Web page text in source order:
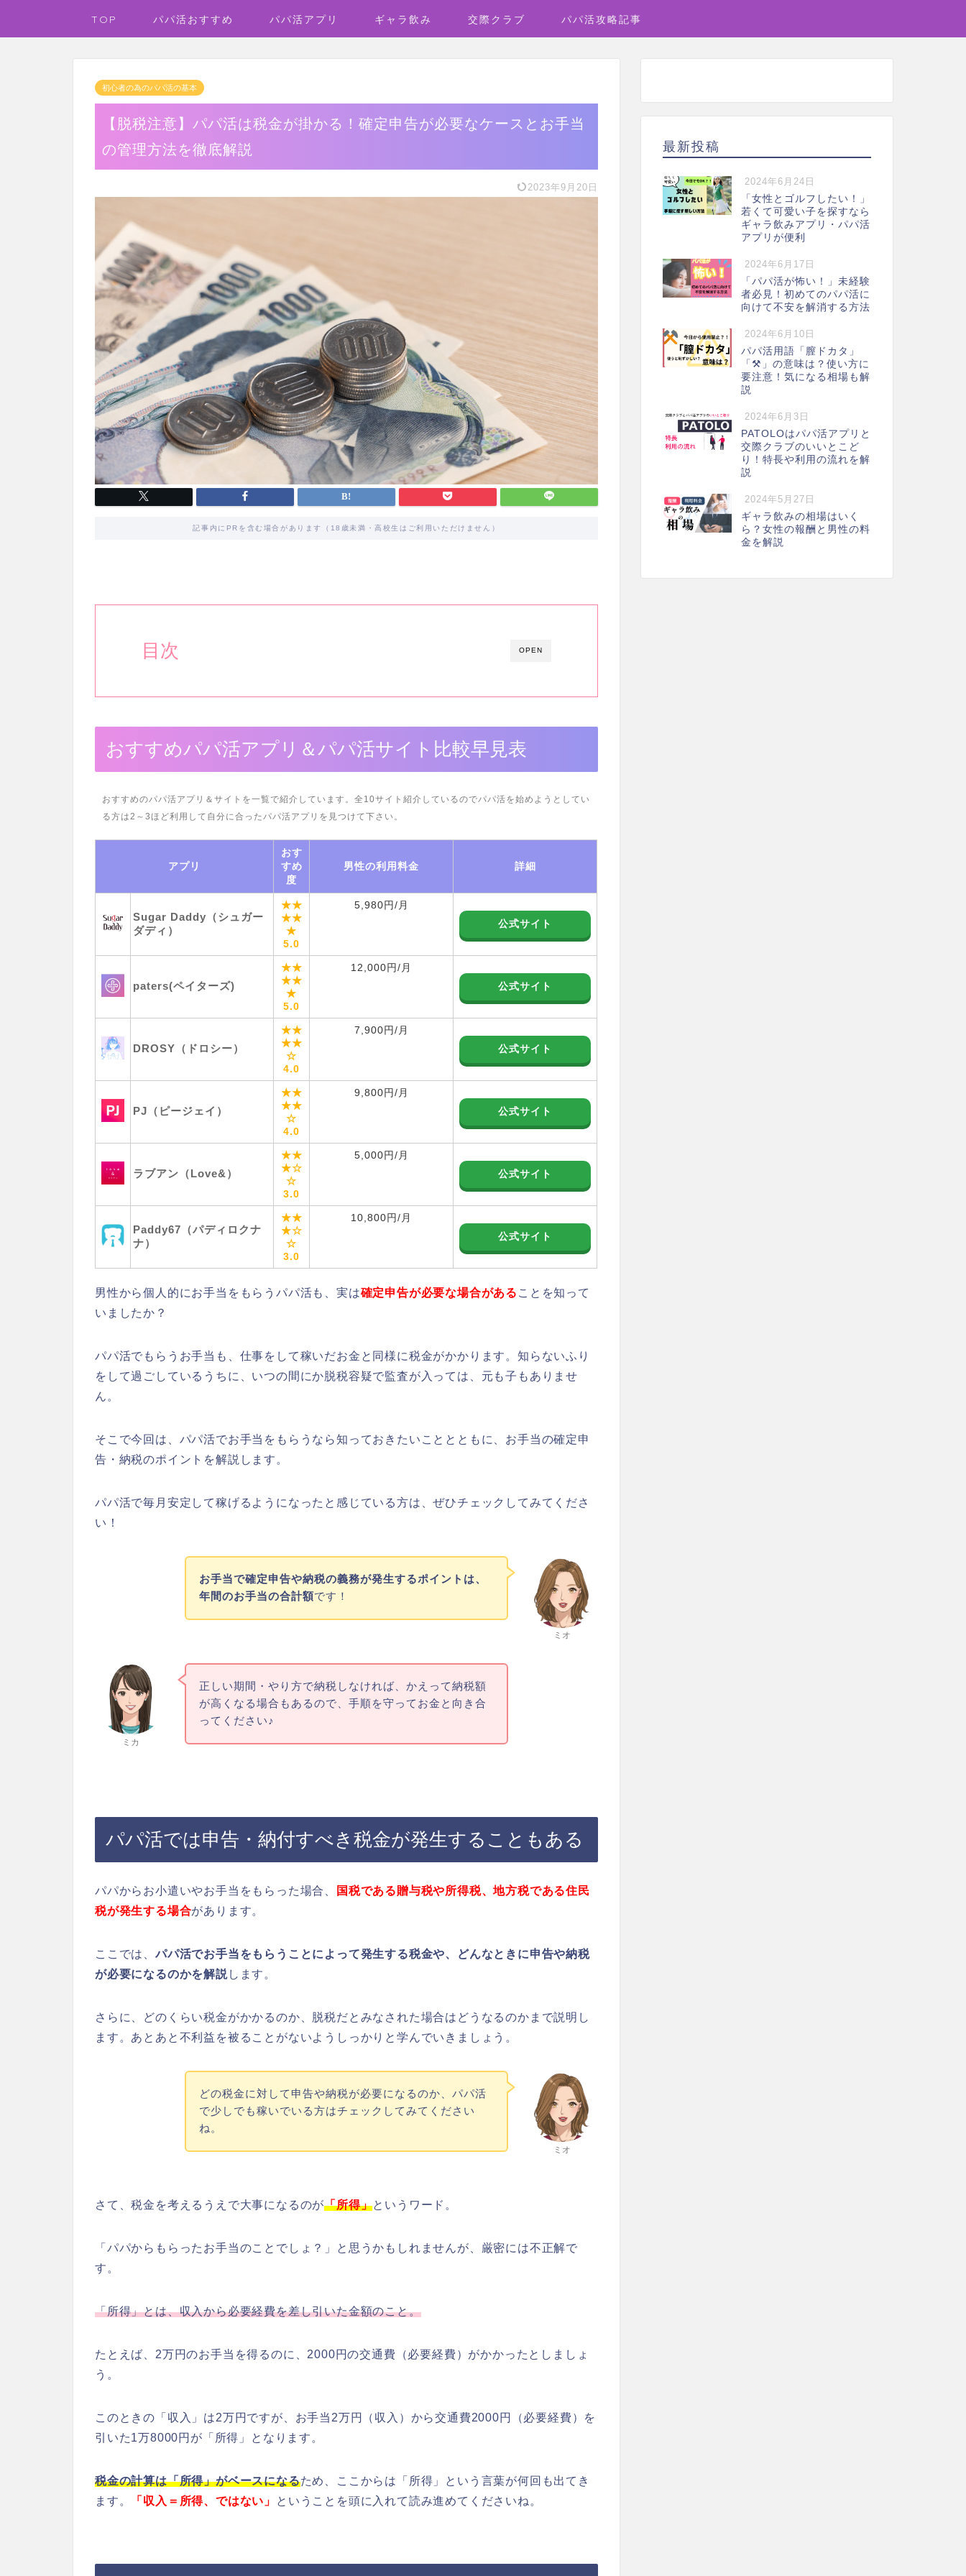
TOP パパ活おすすめ パパ活アプリ ギャラ飲み 交際クラブ パパ活攻略記事
初心者の為のパパ活の基本
【脱税注意】パパ活は税金が掛かる！確定申告が必要なケースとお手当
の管理方法を徹底解説
2023年9月20日
記事内にPRを含む場合があります（18歳未満・高校生はご利用いただけません）
OPEN
目次
おすすめパパ活アプリ＆パパ活サイト比較早見表
おすすめのパパ活アプリ＆サイトを一覧で紹介しています。全10サイト紹介しているのでパパ活を始めようとしてい
る方は2～3ほど利用して自分に合ったパパ活アプリを見つけて下さい。
アプリ
おす
すめ
度
男性の利用料金 詳細
Sugar Daddy（シュガー
ダディ）
★★
★★
★
5.0
5,980円/月
公式サイト
paters(ペイターズ)
★★
★★
★
5.0
12,000円/月
公式サイト
DROSY（ドロシー）
★★
★★
☆
4.0
7,900円/月
公式サイト
PJ（ピージェイ）
★★
★★
☆
4.0
9,800円/月
公式サイト
ラブアン（Love&）
★★
★☆
☆
3.0
5,000円/月
公式サイト
Paddy67（パディロクナ
ナ）
★★
★☆
☆
3.0
10,800円/月
公式サイト
男性から個人的にお手当をもらうパパ活も、実は確定申告が必要な場合がある ことを知って
いましたか？
パパ活でもらうお手当も、仕事をして稼いだお金と同様に税金がかかります。知らないふり
をして過ごしているうちに、いつの間にか脱税容疑で監査が入っては、元も子もありませ
ん。
そこで今回は、パパ活でお手当をもらうなら知っておきたいこととともに、お手当の確定申
告・納税のポイントを解説します。
パパ活で毎月安定して稼げるようになったと感じている方は、ぜひチェックしてみてくださ
い！
ミオ
お手当で確定申告や納税の義務が発生するポイントは、
年間のお手当の合計額です！
ミカ
正しい期間・やり方で納税しなければ、かえって納税額
が高くなる場合もあるので、手順を守ってお金と向き合
ってください♪
パパ活では申告・納付すべき税金が発生することもある
パパからお小遣いやお手当をもらった場合、
国税である贈与税や所得税、地方税である住民
税が発生する場合があります。
ここでは、 パパ活でお手当をもらうことによって発生する税金や、どんなときに申告や納税
が必要になるのかを解説します。
さらに、どのくらい税金がかかるのか、脱税だとみなされた場合はどうなるのかまで説明し
ます。あとあと不利益を被ることがないようしっかりと学んでいきましょう。
ミオ
どの税金に対して申告や納税が必要になるのか、パパ活
で少しでも稼いでいる方はチェックしてみてください
ね。
さて、税金を考えるうえで大事になるのが「所得」というワード。
「パパからもらったお手当のことでしょ？」と思うかもしれませんが、厳密には不正解で
す。
「所得」とは、収入から必要経費を差し引いた金額のこと。
たとえば、2万円のお手当を得るのに、2000円の交通費（必要経費）がかかったとしましょ
う。
このときの「収入」は2万円ですが、お手当2万円（収入）から交通費2000円（必要経費）を
引いた1万8000円が「所得」となります。
税金の計算は「所得」がベースになるため、ここからは「所得」という言葉が何回も出てき
ます。
「収入＝所得、ではない」 ということを頭に入れて読み進めてくださいね。
最新投稿
2024年6月24日
「女性とゴルフしたい！」
若くて可愛い子を探すなら
ギャラ飲みアプリ・パパ活
アプリが便利
2024年6月17日
「パパ活が怖い！」未経験
者必見！初めてのパパ活に
向けて不安を解消する方法
2024年6月10日
パパ活用語「膣ドカタ」
「⚒️」の意味は？使い方に
要注意！気になる相場も解
説
2024年6月3日
PATOLOはパパ活アプリと
交際クラブのいいとこど
り！特長や利用の流れを解
説
2024年5月27日
ギャラ飲みの相場はいく
ら？女性の報酬と男性の料
金を解説